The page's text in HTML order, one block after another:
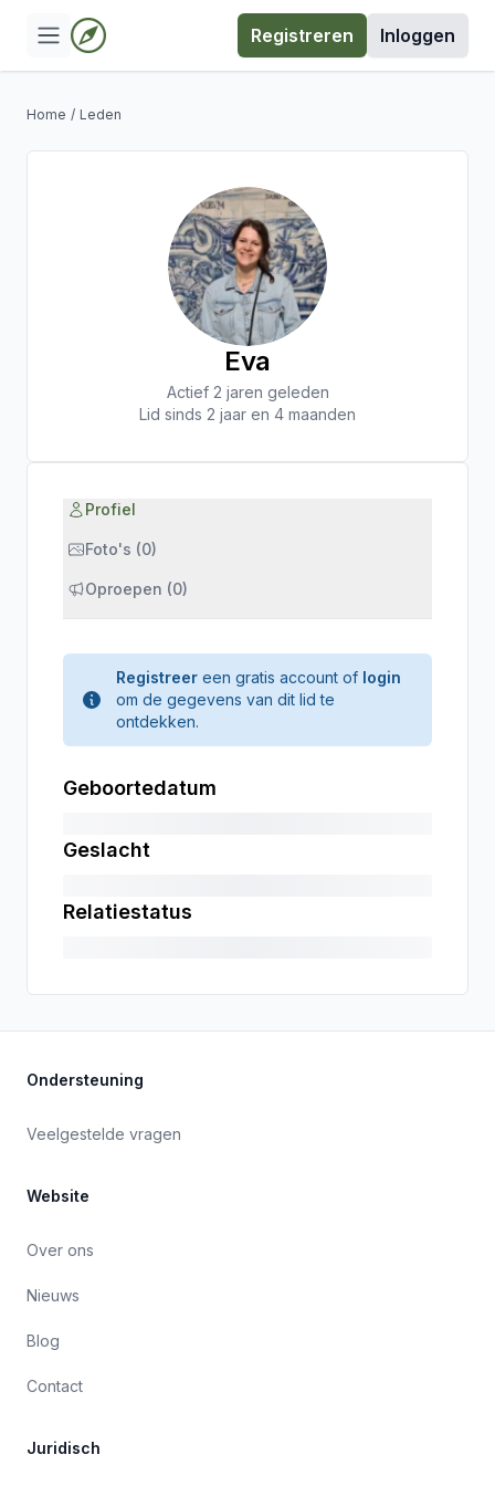
Registreren Inloggen
Home / Leden
Eva
Actief 2 jaren geleden
Lid sinds 2 jaar en 4 maanden
Profiel
Foto's (0)
Oproepen (0)
Registreer een gratis account of login
om de gegevens van dit lid te
ontdekken.
Geboortedatum
Geslacht
Relatiestatus
Ondersteuning
Veelgestelde vragen
Website
Over ons
Nieuws
Blog
Contact
Juridisch